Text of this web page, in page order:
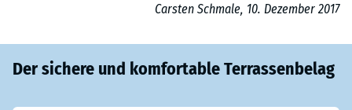
Carsten Schmale, 10. Dezember 2017
Der sichere und komfortable Terrassenbelag